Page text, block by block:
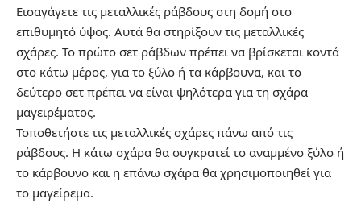
Εισαγάγετε τις μεταλλικές ράβδους στη δομή στο
επιθυμητό ύψος. Αυτά θα στηρίξουν τις μεταλλικές
σχάρες. Το πρώτο σετ ράβδων πρέπει να βρίσκεται κοντά
στο κάτω μέρος, για το ξύλο ή τα κάρβουνα, και το
δεύτερο σετ πρέπει να είναι ψηλότερα για τη σχάρα
μαγειρέματος.
Τοποθετήστε τις μεταλλικές σχάρες πάνω από τις
ράβδους. Η κάτω σχάρα θα συγκρατεί το αναμμένο ξύλο ή
το κάρβουνο και η επάνω σχάρα θα χρησιμοποιηθεί για
το μαγείρεμα.